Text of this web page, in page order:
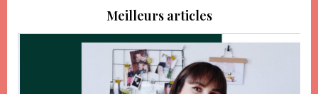
Meilleurs articles